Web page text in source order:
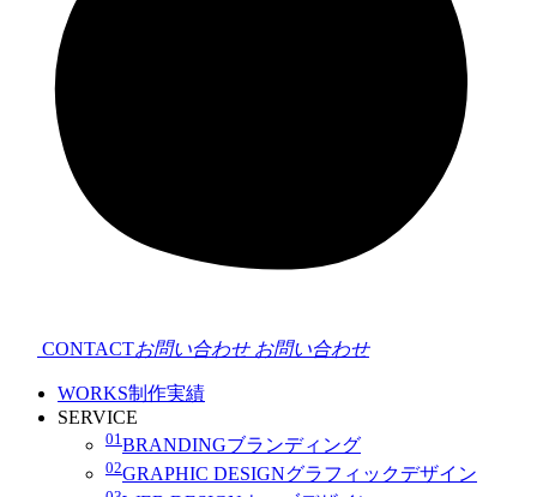
CONTACTお問い合わせ お問い合わせ
WORKS制作実績
SERVICE
01 BRANDINGブランディング
02GRAPHIC DESIGNグラフィックデザイン